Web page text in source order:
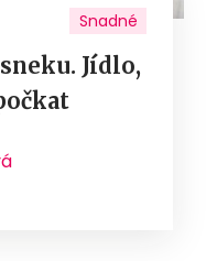
Snadné
Jídlo,